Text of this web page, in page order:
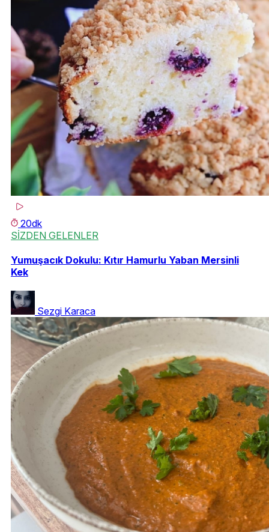
20dk
SİZDEN GELENLER
Yumuşacık Dokulu: Kıtır Hamurlu Yaban Mersinli
Kek
Sezgi Karaca